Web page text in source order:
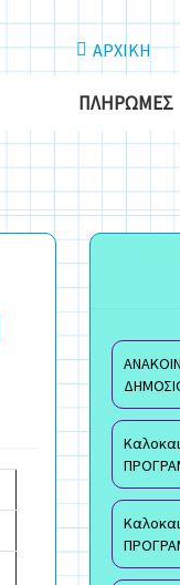
ΑΡΧΙΚΗ
ΠΛΗΡΩΜΈΣ